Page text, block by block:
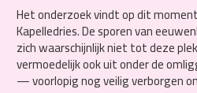
Het onderzoek vindt op dit
Kapelledries. De sporen van
zich waarschijnlijk niet tot deze
vermoedelijk ook uit onder de
— voorlopig nog veilig verborgen